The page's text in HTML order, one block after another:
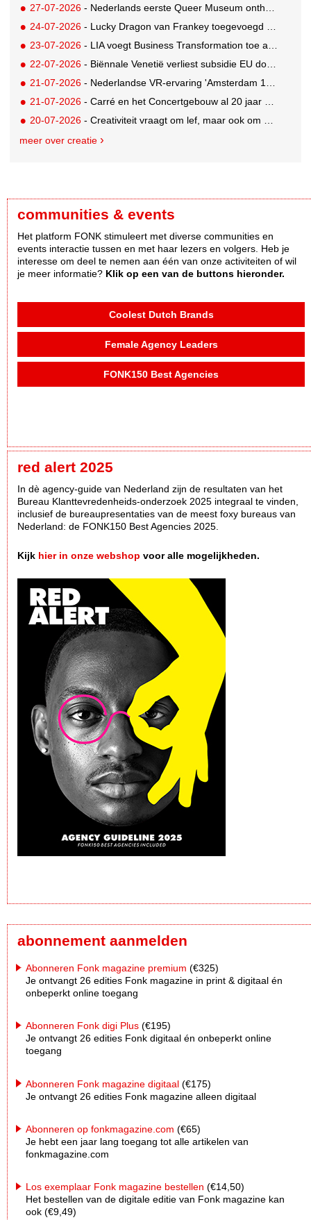
27-07-2026 - Nederlands eerste Queer Museum onthult nieuwe visuele identiteit
24-07-2026 - Lucky Dragon van Frankey toegevoegd aan vaste opstelling STRAAT Museum
23-07-2026 - LIA voegt Business Transformation toe als prijzencategorie
22-07-2026 - Biënnale Venetië verliest subsidie EU door deelname Rusland
21-07-2026 - Nederlandse VR-ervaring 'Amsterdam 1652' geselecteerd voor filmfestival Venetië
21-07-2026 - Carré en het Concertgebouw al 20 jaar absolute favorieten van cultuurpubliek
20-07-2026 - Creativiteit vraagt om lef, maar ook om een plan voor als het misgaat
meer over creatie
communities & events
Het platform FONK stimuleert met diverse communities en
events interactie tussen en met haar lezers en volgers. Heb je
interesse om deel te nemen aan één van onze activiteiten of wil
je meer informatie? Klik op een van de buttons hieronder.
Coolest Dutch Brands
Female Agency Leaders
FONK150 Best Agencies
red alert 2025
In dè agency-guide van Nederland zijn de resultaten van het
Bureau Klanttevredenheids-onderzoek 2025 integraal te vinden,
inclusief de bureaupresentaties van de meest foxy bureaus van
Nederland: de FONK150 Best Agencies 2025.
Kijk hier in onze webshop voor alle mogelijkheden.
abonnement aanmelden
Abonneren Fonk magazine premium (€325)
Je ontvangt 26 edities Fonk magazine in print & digitaal én
onbeperkt online toegang
Abonneren Fonk digi Plus (€195)
Je ontvangt 26 edities Fonk digitaal én onbeperkt online
toegang
Abonneren Fonk magazine digitaal (€175)
Je ontvangt 26 edities Fonk magazine alleen digitaal
Abonneren op fonkmagazine.com (€65)
Je hebt een jaar lang toegang tot alle artikelen van
fonkmagazine.com
Los exemplaar Fonk magazine bestellen (€14,50)
Het bestellen van de digitale editie van Fonk magazine kan
ook (€9,49)